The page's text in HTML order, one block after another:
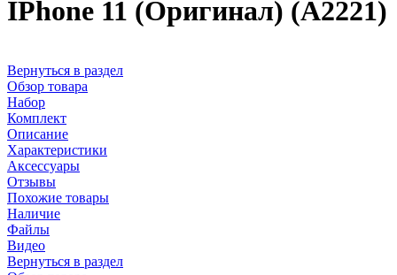
IPhone 11 (Оригинал) (A2221)
Вернуться в раздел
Обзор товара
Набор
Комплект
Описание
Характеристики
Аксессуары
Отзывы
Похожие товары
Наличие
Файлы
Видео
Вернуться в раздел